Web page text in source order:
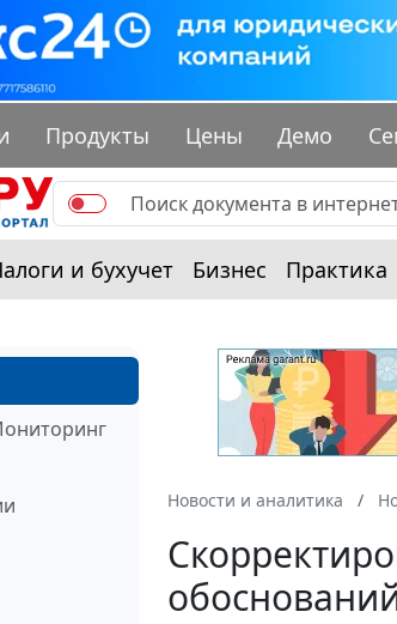
Продукты Цены Демо
и бухучет Бизнес Практика
Новости и аналитика